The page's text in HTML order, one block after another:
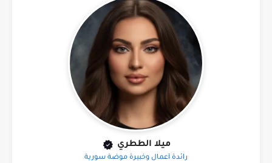
ميلا الططري
رائدة أعمال وخبيرة موضة سورية